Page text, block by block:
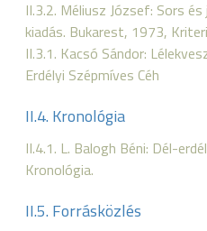
II.3.2. Méliusz József: Sors
kiadás. Bukarest, 1973,
II.3.1. Kacsó Sándor:
Erdélyi Szépmíves Céh
II.4. Kronológia
II.4.1. L. Balogh Béni: Dél-
Kronológia.
II.5. Forrásközlés